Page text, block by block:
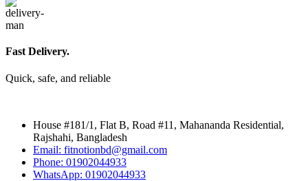
Fast Delivery.
Quick, safe, and reliable
House #181/1, Flat B, Road #11, Mahananda Residential,
Rajshahi, Bangladesh
Email: fitnotionbd@gmail.com
Phone: 01902044933
WhatsApp: 01902044933